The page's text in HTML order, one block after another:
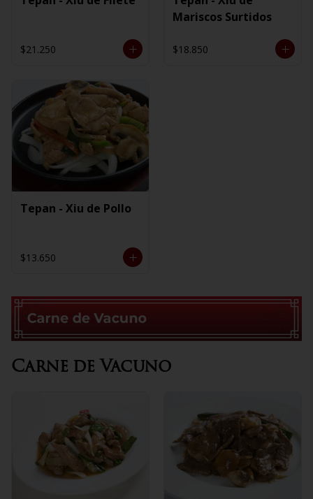
$21.250
Mariscos Surtidos
$18.850
Tepan - Xiu de Pollo
$13.650
Carne de Vacuno